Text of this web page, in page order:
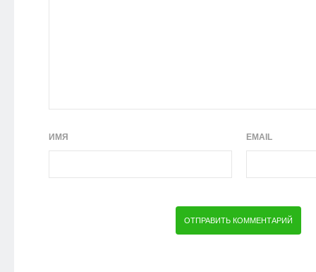
ИМЯ EMAIL